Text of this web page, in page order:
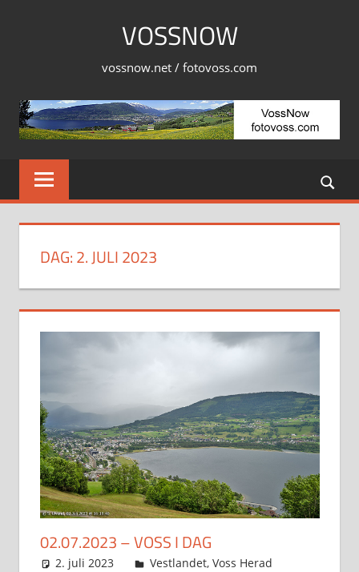
VOSSNOW
vossnow.net / fotovoss.com
DAG:2. JULI 2023
02.07.2023 – VOSS I DAG
2. juli 2023 Svein
Vestlandet, Voss Herad